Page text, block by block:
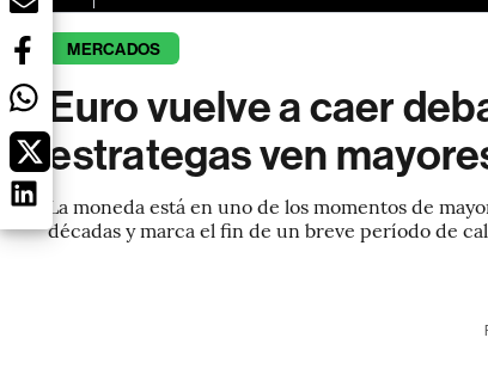
MERCADOS
Euro vuelve a caer
estrategas ven
La moneda está en uno de los momentos de
décadas y marca el fin de un breve período de